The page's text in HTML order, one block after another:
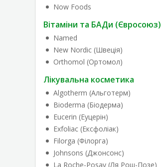
Now Foods
Вітаміни та БАДи (Євросоюз)
Named
New Nordic (Швеція)
Orthomol (Ортомол)
Лікувальна косметика
Algotherm (Альготерм)
Bioderma (Біодерма)
Eucerin (Еуцерін)
Exfoliac (Ексфоліак)
Filorga (Філорга)
Johnsons (Джонсонс)
La Roche-Posay (Ля Рош-Позе)